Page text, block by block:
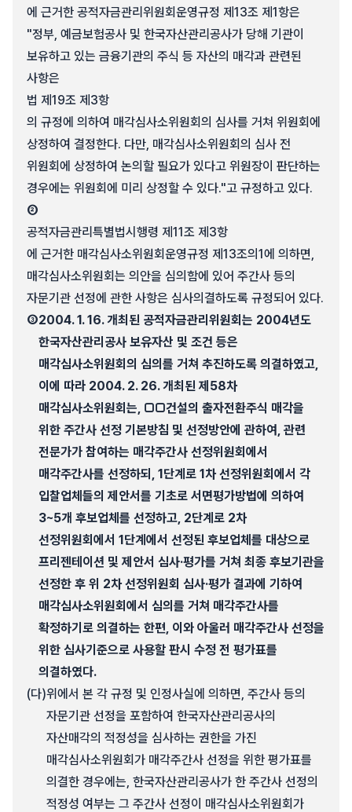
에 근거한 공적자금관리위원회운영규정 제13조 제1항은
"정부, 예금보험공사 및 한국자산관리공사가 당해 기관이
보유하고 있는 금융기관의 주식 등 자산의 매각과 관련된
사항은
법 제19조 제3항
의 규정에 의하여 매각심사소위원회의 심사를 거쳐 위원회에
상정하여 결정한다. 다만, 매각심사소위원회의 심사 전
위원회에 상정하여 논의할 필요가 있다고 위원장이 판단하는
경우에는 위원회에 미리 상정할 수 있다."고 규정하고 있다.
②
공적자금관리특별법시행령 제11조 제3항
에 근거한 매각심사소위원회운영규정 제13조의1에 의하면,
매각심사소위원회는 의안을 심의함에 있어 주간사 등의
자문기관 선정에 관한 사항은 심사의결하도록 규정되어 있다.
③2004. 1. 16. 개최된 공적자금관리위원회는 2004년도
한국자산관리공사 보유자산 및 조건 등은
매각심사소위원회의 심의를 거쳐 추진하도록 의결하였고,
이에 따라 2004. 2. 26. 개최된 제58차
매각심사소위원회는, □□건설의 출자전환주식 매각을
위한 주간사 선정 기본방침 및 선정방안에 관하여, 관련
전문가가 참여하는 매각주간사 선정위원회에서
매각주간사를 선정하되, 1단계로 1차 선정위원회에서 각
입찰업체들의 제안서를 기초로 서면평가방법에 의하여
3~5개 후보업체를 선정하고, 2단계로 2차
선정위원회에서 1단계에서 선정된 후보업체를 대상으로
프리젠테이션 및 제안서 심사·평가를 거쳐 최종 후보기관을
선정한 후 위 2차 선정위원회 심사·평가 결과에 기하여
매각심사소위원회에서 심의를 거쳐 매각주간사를
확정하기로 의결하는 한편, 이와 아울러 매각주간사 선정을
위한 심사기준으로 사용할 판시 수정 전 평가표를
의결하였다.
(다)위에서 본 각 규정 및 인정사실에 의하면, 주간사 등의
자문기관 선정을 포함하여 한국자산관리공사의
자산매각의 적정성을 심사하는 권한을 가진
매각심사소위원회가 매각주간사 선정을 위한 평가표를
의결한 경우에는, 한국자산관리공사가 한 주간사 선정의
적정성 여부는 그 주간사 선정이 매각심사소위원회가